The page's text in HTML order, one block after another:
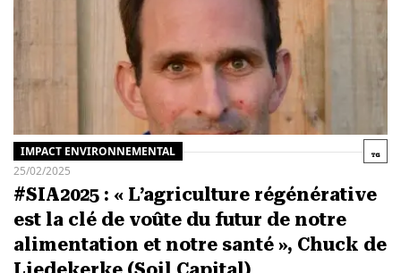
IMPACT ENVIRONNEMENTAL
25/02/2025
#SIA2025 : « L’agriculture régénérative
est la clé de voûte du futur de notre
alimentation et notre santé », Chuck de